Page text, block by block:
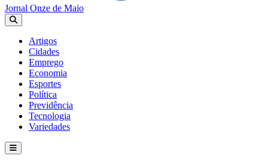
Jornal Onze de Maio
Artigos
Cidades
Emprego
Economia
Esportes
Política
Previdência
Tecnologia
Variedades